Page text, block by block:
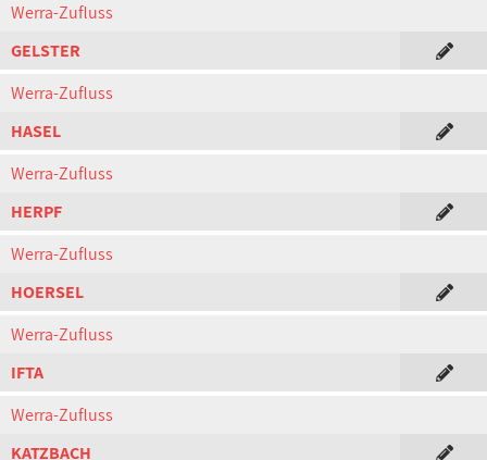
Werra-Zufluss
GELSTER
Werra-Zufluss
HASEL
Werra-Zufluss
HERPF
Werra-Zufluss
HOERSEL
Werra-Zufluss
IFTA
Werra-Zufluss
KATZBACH